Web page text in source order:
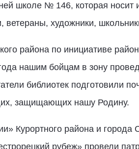
школе № 146, которая носит
ветераны, художники,
района по инициативе
нашим бойцам в зону
библиотек подготовили
защищающих нашу Родину.
Курортного района и
рубеж» провели